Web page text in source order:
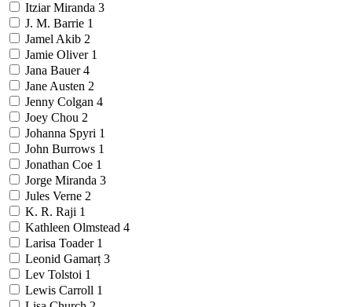
Itziar Miranda 3
J. M. Barrie 1
Jamel Akib 2
Jamie Oliver 1
Jana Bauer4
Jane Austen 2
Jenny Colgan 4
Joey Chou 2
Johanna Spyri 1
John Burrows 1
Jonathan Coe 1
Jorge Miranda 3
Jules Verne 2
K. R. Raji 1
Kathleen Olmstead 4
Larisa Toader 1
Leonid Gamarț 3
Lev Tolstoi 1
Lewis Carroll 1